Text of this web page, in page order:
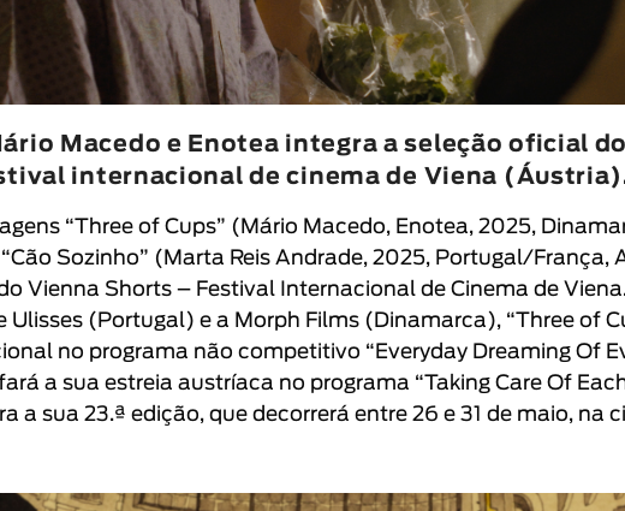
Macedo e Enotea integra a seleção oficial
internacional de cinema de Viena
“ Three of Cups” ( Mário Macedo, Enotea, 2025,
Cão Sozinho” ( Marta Reis Andrade, 2025, Portugal/França,
Vienna Shorts – Festival Internacional de Cinema de Viena
Ulisses(Portugal) e a Morph Films(Dinamarca), “ Three of
no programa não competitivo “ Everyday Dreaming Of
a sua estreia austríaca no programa “ Taking Care Of
a sua 23.ª edição, que decorrerá entre 26 e 31 de maio, na